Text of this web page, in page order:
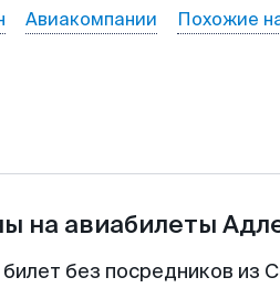
Авиакомпании Похожие
на авиабилеты
без посредников из